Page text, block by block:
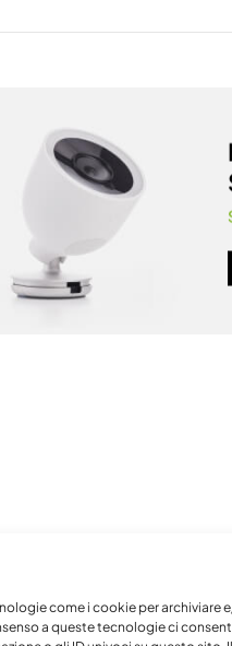
come i cookie per archiviare
a queste tecnologie ci